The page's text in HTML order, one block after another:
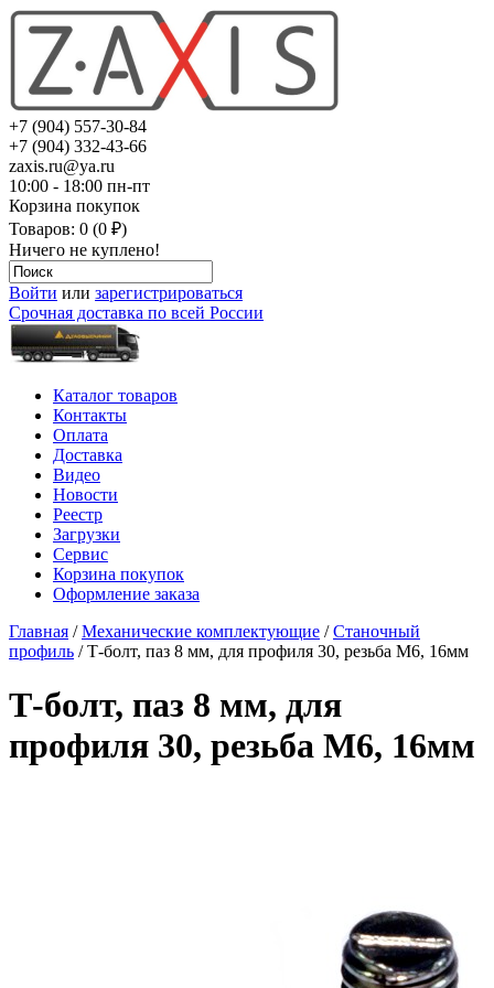
+7 (904) 557-30-84
+7 (904) 332-43-66
zaxis.ru@ya.ru
10:00 - 18:00 пн-пт
Корзина покупок
Товаров: 0 (0 ₽)
Ничего не куплено!
Войти или зарегистрироваться
Срочная доставка по всей России
Каталог товаров
Контакты
Оплата
Доставка
Видео
Новости
Реестр
Загрузки
Сервис
Корзина покупок
Оформление заказа
Главная /Механические комплектующие /Станочный
профиль / Т-болт, паз 8 мм, для профиля 30, резьба М6, 16мм
Т-болт, паз 8 мм, для
профиля 30, резьба М6, 16мм